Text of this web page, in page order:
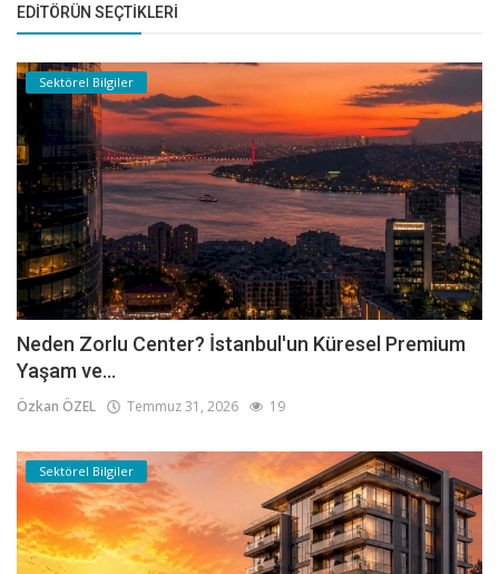
EDITÖRÜN SEÇTIKLERI
Sektörel Bilgiler
Neden Zorlu Center? İstanbul'un Küresel Premium
Yaşam ve...
Özkan ÖZEL Temmuz 31, 2026 19
Sektörel Bilgiler